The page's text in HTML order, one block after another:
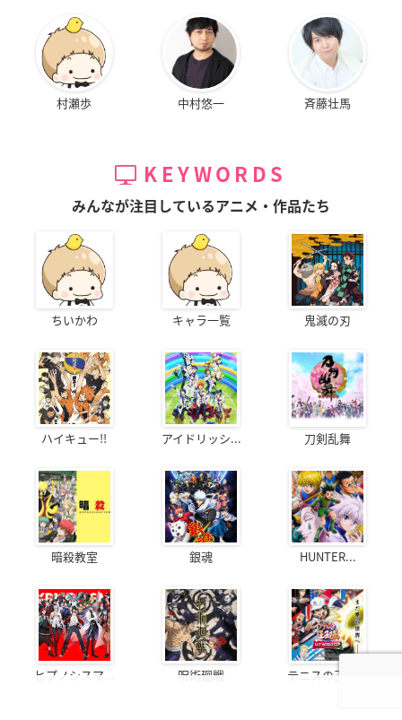
村瀬歩 中村悠一 斉藤壮馬
KEYWORDS
みんなが注目しているアニメ・作品たち
ちいかわ キャラ一覧 鬼滅の刃
ハイキュー!! アイドリッシ... 刀剣乱舞
暗殺教室 銀魂 HUNTER...
ヒプノシスマ... 呪術廻戦 テニスの王子様